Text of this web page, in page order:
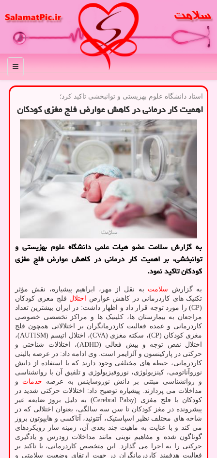
منو
استاد دانشگاه علوم بهزیستی و توانبخشی تاكید كرد؛
اهمیت كار درمانی در كاهش عوارض فلج مغزی كودكان
به گزارش سلامت عضو هیات علمی دانشگاه علوم بهزیستی و
توانبخشی، بر اهمیت كار درمانی در كاهش عوارض فلج مغزی
كودكان تاكید نمود.
به گزارش سلامت به نقل از مهر، ابراهیم پیشیاره، نقش مؤثر
تکنیک های کاردرمانی در کاهش عوارض اختلال فلج مغزی کودکان
(CP) را مورد توجه قرار داد و اظهار داشت: در ایران بیشترین تعداد
مراجعان به بیمارستان ها، کلینیک ها و مراکز تخصصی خصوصی
کاردرمانی و عمده فعالیت کاردرمانگران بر اختلالاتی همچون فلج
مغزی کودکان (CP)، سکته مغزی (CVA)، اختلال اتیسم (AUTISM)،
اختلال نقص توجه و بیش فعالی (ADHD)، اختلالات شناختی و
حرکتی در پارکینسون و آلزایمر است. وی ادامه داد: در عرصه بالینی
کاردرمانی، حیطه های مختلفی وجود دارند که با استفاده از دانش
نوروآناتومی، کینزیولوژی، نوروفیزیولوژی و تلفیق آن با روانشناسی
و روانشناسی مبتنی بر دانش نوروساینس به عرضه خدمات و
مداخلات می پردازند. پیشیاره توضیح داد: اختلالات حرکتی شدید در
کودکان با فلج مغزی (Cerebral Palsy) به دلیل بروز ضایعه غیر
پیشرونده در مغز کودکان تا سن سه سالگی، بعنوان اختلالی که در
شاخه های مختلف نظیر اسپاستیک، آتتوئید، آتاکسی و هایپوتون بروز
می کند و با عنایت به ماهیت چند بعدی آن، زمینه ساز رویکردهای
گوناگون شده و مفاهیم نوینی مانند مداخلات زودرس و یادگیری
حرکتی را به اجرا می گذارد. این متخصص کاردرمانی، با تاکید بر
فعالیت هدفمند کاردرمانگران در جهت ارتقای وضعیت سلامتی و